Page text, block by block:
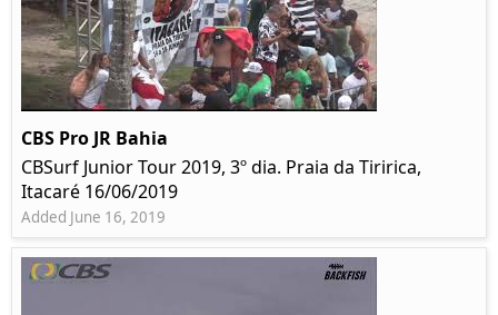
CBS Pro JR Bahia
CBSurf Junior Tour 2019, 3º dia. Praia da Tiririca,
Itacaré 16/06/2019
Added June 16, 2019